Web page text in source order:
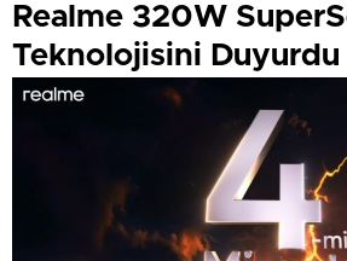
Realme 320W
Teknolojisini Duyurdu